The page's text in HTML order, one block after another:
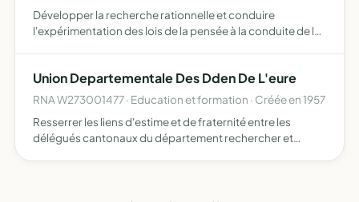
Développer la recherche rationnelle et conduire
l'expérimentation des lois de la pensée à la conduite de la
Union Departementale Des Dden De L'eure
RNA W273001477 · Education et formation · Créée en 1957
Resserrer les liens d'estime et de fraternité entre les
délégués cantonaux du département rechercher et